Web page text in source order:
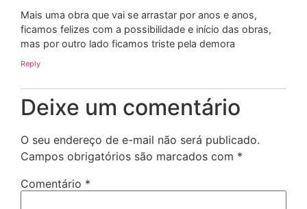
Mais uma obra que vai se arrastar por anos e anos,
ficamos felizes com a possibilidade e início das obras,
mas por outro lado ficamos triste pela demora
Reply
Deixe um comentário
O seu endereço de e-mail não será publicado.
Campos obrigatórios são marcados com *
Comentário *